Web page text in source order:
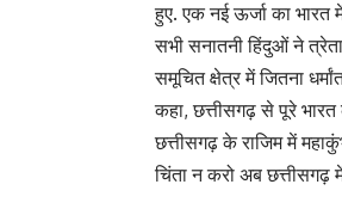
हुए. एक नई ऊर्जा का
सभी सनातनी हिंदुओं ने
समूचित क्षेत्र में जितना
कहा, छत्तीसगढ़ से पूरे भारत
छत्तीसगढ़ के राजिम में
चिंता न करो अब छत्तीसगढ़